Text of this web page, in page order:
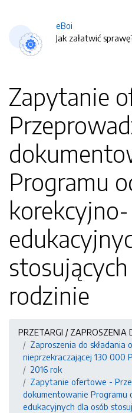
eBoi
Jak załatwić
Zapytanie
Programu
korekcyjno-
rodzinie
PRZETARGI / ZAPROSZENIA
Zaproszenia do
nieprzekraczającej 130 000
2016 rok
Zapytanie ofertowe -
dokumentowanie Programu
edukacyjnych dla osób